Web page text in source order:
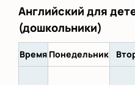
Английский для
(дошкольники)
Время Понедельник